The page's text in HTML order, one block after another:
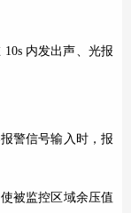
10s 内发出声、光报
警信号输入时，报
被监控区域余压值